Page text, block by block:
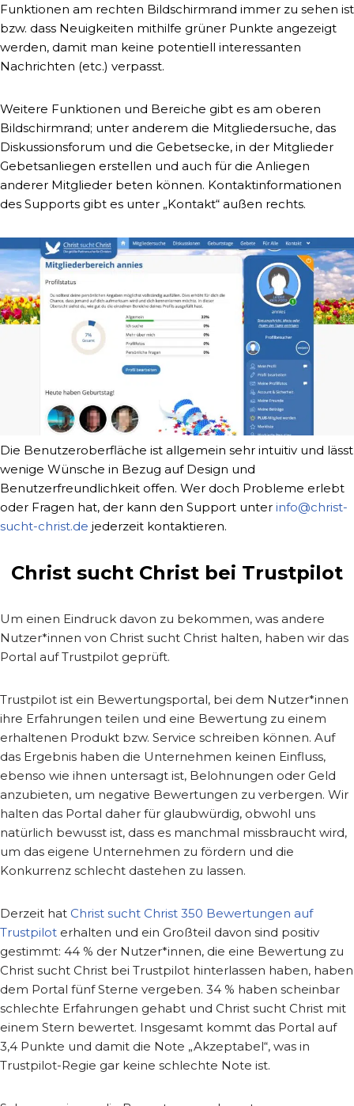
Funktionen am rechten Bildschirmrand immer zu sehen ist
bzw. dass Neuigkeiten mithilfe grüner Punkte angezeigt
werden, damit man keine potentiell interessanten
Nachrichten (etc.) verpasst.
Weitere Funktionen und Bereiche gibt es am oberen
Bildschirmrand; unter anderem die Mitgliedersuche, das
Diskussionsforum und die Gebetsecke, in der Mitglieder
Gebetsanliegen erstellen und auch für die Anliegen
anderer Mitglieder beten können. Kontaktinformationen
des Supports gibt es unter „Kontakt“ außen rechts.
Die Benutzeroberfläche ist allgemein sehr intuitiv und lässt
wenige Wünsche in Bezug auf Design und
Benutzerfreundlichkeit offen. Wer doch Probleme erlebt
oder Fragen hat, der kann den Support unter info@christ-
sucht-christ.de jederzeit kontaktieren.
Christ sucht Christ bei Trustpilot
Um einen Eindruck davon zu bekommen, was andere
Nutzer*innen von Christ sucht Christ halten, haben wir das
Portal auf Trustpilot geprüft.
Trustpilot ist ein Bewertungsportal, bei dem Nutzer*innen
ihre Erfahrungen teilen und eine Bewertung zu einem
erhaltenen Produkt bzw. Service schreiben können. Auf
das Ergebnis haben die Unternehmen keinen Einfluss,
ebenso wie ihnen untersagt ist, Belohnungen oder Geld
anzubieten, um negative Bewertungen zu verbergen. Wir
halten das Portal daher für glaubwürdig, obwohl uns
natürlich bewusst ist, dass es manchmal missbraucht wird,
um das eigene Unternehmen zu fördern und die
Konkurrenz schlecht dastehen zu lassen.
Derzeit hat Christ sucht Christ 350 Bewertungen auf
Trustpilot erhalten und ein Großteil davon sind positiv
gestimmt: 44 % der Nutzer*innen, die eine Bewertung zu
Christ sucht Christ bei Trustpilot hinterlassen haben, haben
dem Portal fünf Sterne vergeben. 34 % haben scheinbar
schlechte Erfahrungen gehabt und Christ sucht Christ mit
einem Stern bewertet. Insgesamt kommt das Portal auf
3,4 Punkte und damit die Note „Akzeptabel“, was in
Trustpilot-Regie gar keine schlechte Note ist.